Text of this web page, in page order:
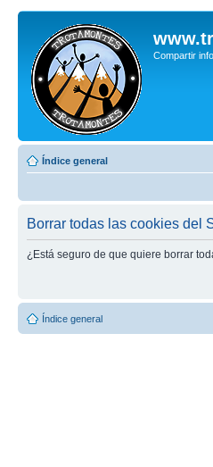
Compartir
Índice general
Borrar todas las cookies del
¿Está seguro de que quiere borrar
Índice general